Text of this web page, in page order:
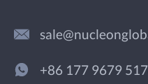
+86 177 9679